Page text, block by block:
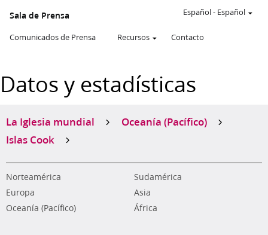
Sala de Prensa
Comunicados de Prensa Recursos Contacto
Español- Español
Datos y estadísticas
La Iglesia mundial
Oceanía (Pacífico)
Islas Cook
Norteamérica
Sudamérica
Europa
Asia
Oceanía (Pacífico)
África